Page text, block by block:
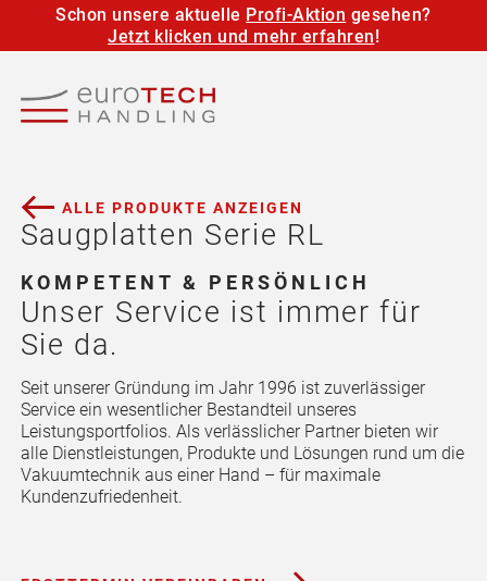
Schon unsere aktuelle Profi-Aktion gesehen?
Jetzt klicken und mehr erfahren!
ALLE PRODUKTE ANZEIGEN
Saugplatten Serie RL
KOMPETENT & PERSÖNLICH
Unser Service ist immer für
Sie da.
Seit unserer Gründung im Jahr 1996 ist zuverlässiger
Service ein wesentlicher Bestandteil unseres
Leistungsportfolios. Als verlässlicher Partner bieten wir
alle Dienstleistungen, Produkte und Lösungen rund um die
Vakuumtechnik aus einer Hand – für maximale
Kundenzufriedenheit.